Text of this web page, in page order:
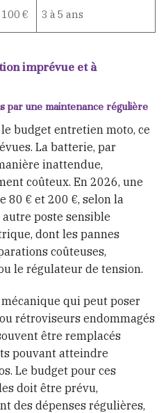
€ 3 à 5 ans
imprévue et à
par une maintenance régulière
budget entretien moto, ce
La batterie, par
inattendue,
coûteux. En 2026, une
80 € et 200 €, selon la
poste sensible
dont les pannes
coûteuses,
le régulateur de tension.
mécanique qui peut poser
rétroviseurs endommagés
être remplacés
pouvant atteindre
Le budget pour ces
doit être prévu,
des dépenses régulières,